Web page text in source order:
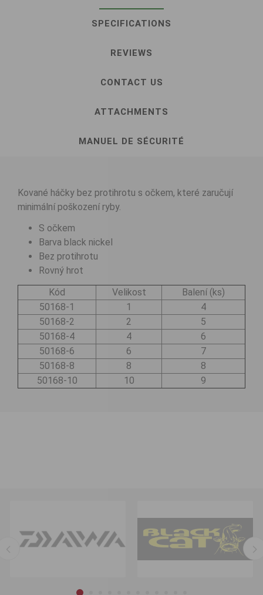
SPECIFICATIONS
REVIEWS
CONTACT US
ATTACHMENTS
MANUEL DE SÉCURITÉ
Kované háčky bez protihrotu s očkem, které zaručují
minimální poškození ryby.
S očkem
Barva black nickel
Bez protihrotu
Rovný hrot
Kód
Velikost
Balení (ks)
50168-1
1
4
50168-2
2
5
50168-4
4
6
50168-6
6
7
50168-8
8
8
50168-10
10 9